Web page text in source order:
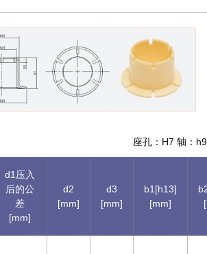
座孔：H7 轴：h9
d1压入
后的公
差
[mm]
d2
[mm]
d3
[mm]
b1[h13]
[mm]